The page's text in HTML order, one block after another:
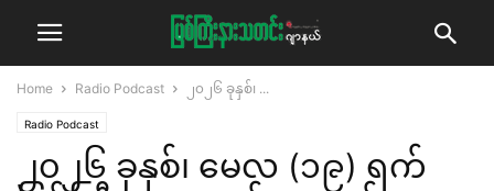
Home Radio Podcast ၂၀၂၆ ခုနှစ်၊ ...
Radio Podcast
၂၀၂၆ ခုနှစ်၊ မေလ (၁၉) ရက်